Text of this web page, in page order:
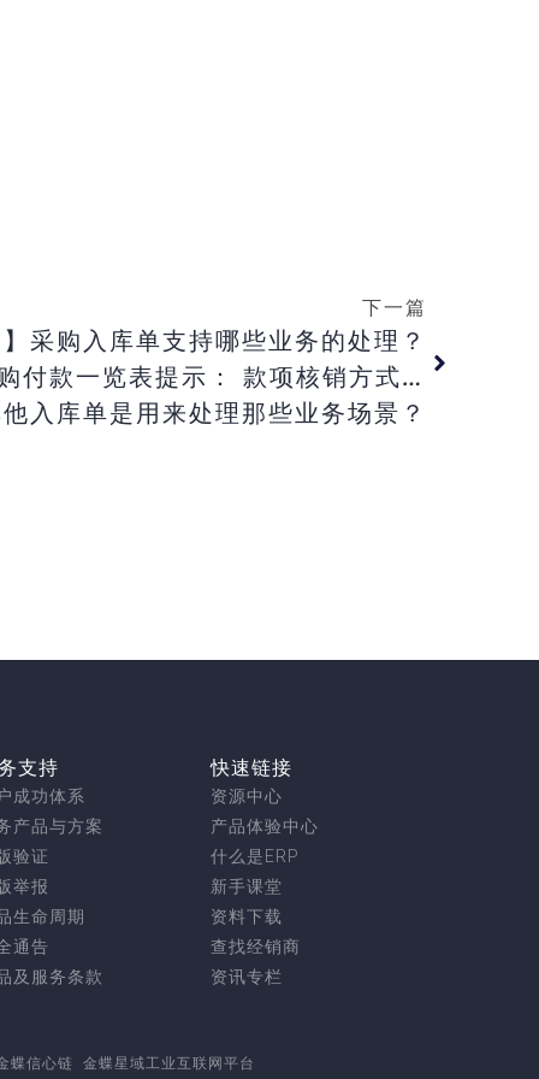
下一篇
采购入库单支持哪些业务的处理？
款项核销方式为按余额核销时， 不能查询采购付款一览表？
入库单是用来处理那些业务场景？
支持
成功体系
产品与方案
验证
举报
生命周期
通告
及服务条款
快速链接
资源中心
产品体验中心
什么是ERP
新手课堂
资料下载
查找经销商
资讯专栏
蝶信心链 金蝶星域工业互联网平台